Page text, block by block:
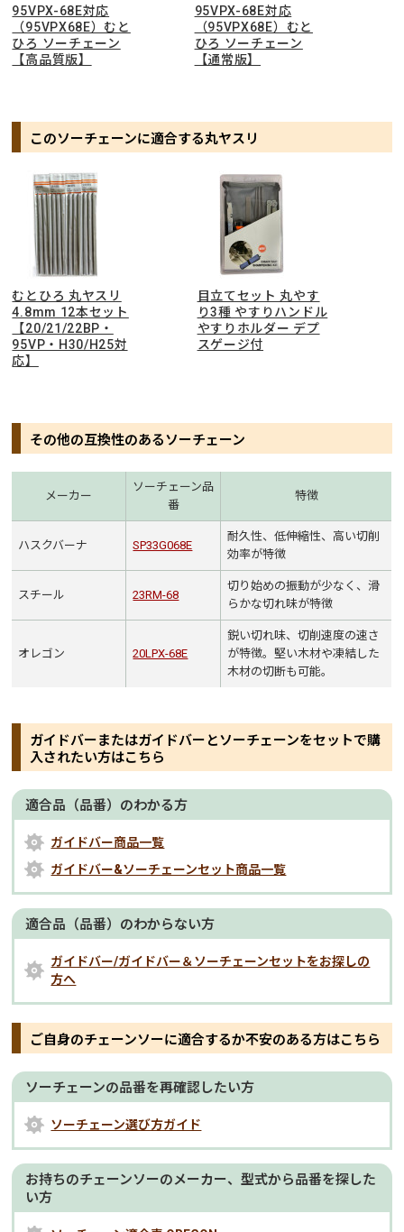
95VPX-68E対応
（95VPX68E）むと
ひろ ソーチェーン
【高品質版】
95VPX-68E対応
（95VPX68E）むと
ひろ ソーチェーン
【通常版】
このソーチェーンに適合する丸ヤスリ
むとひろ 丸ヤスリ
4.8mm 12本セット
【20/21/22BP・
95VP・H30/H25対
応】
目立てセット 丸やす
り3種 やすりハンドル
やすりホルダー デプ
スゲージ付
その他の互換性のあるソーチェーン
メーカー
ソーチェーン品
番
特徴
ハスクバーナ SP33G068E
耐久性、低伸縮性、高い切削
効率が特徴
スチール 23RM-68
切り始めの振動が少なく、滑
らかな切れ味が特徴
オレゴン 20LPX-68E
鋭い切れ味、切削速度の速さ
が特徴。堅い木材や凍結した
木材の切断も可能。
ガイドバーまたはガイドバーとソーチェーンをセットで購
入されたい方はこちら
適合品（品番）のわかる方
ガイドバー商品一覧
ガイドバー&ソーチェーンセット商品一覧
適合品（品番）のわからない方
ガイドバー/ガイドバー＆ソーチェーンセットをお探しの
方へ
ご自身のチェーンソーに適合するか不安のある方はこちら
ソーチェーンの品番を再確認したい方
ソーチェーン選び方ガイド
お持ちのチェーンソーのメーカー、型式から品番を探した
い方